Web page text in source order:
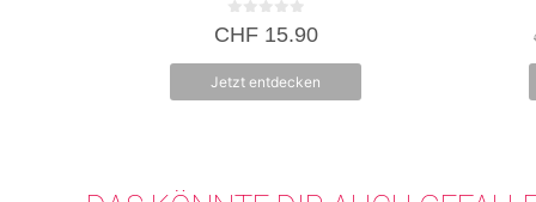
0
v
5
CHF15.90
Jetzt entdecken